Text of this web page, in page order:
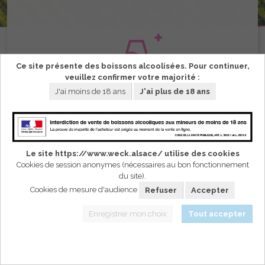
Le Domaine Weck
Découvrir
Ce site présente des boissons alcoolisées. Pour continuer,
veuillez confirmer votre majorité :
J'ai moins de 18 ans
J'ai plus de 18 ans
Le site https://www.weck.alsace/ utilise des cookies
Cookies de session anonymes (nécessaires au bon fonctionnement
du site).
Cookies de mesure d'audience
Refuser Accepter
Enregistrer mon choix Tout accepter